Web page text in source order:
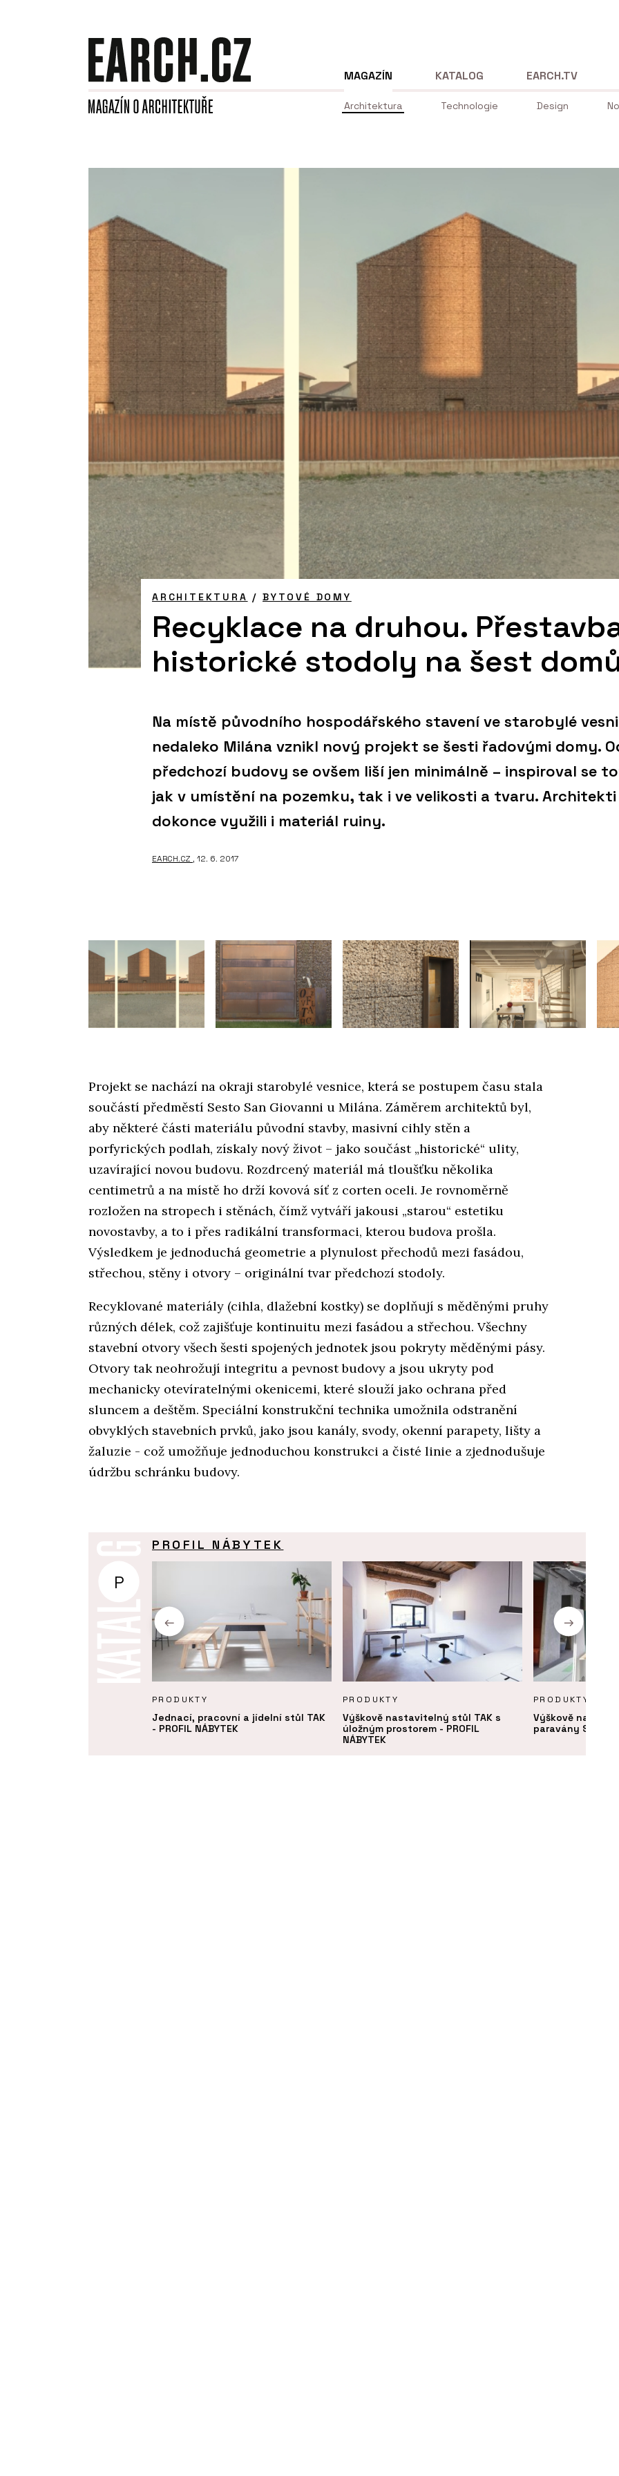
MAGAZÍN
Architektura Technologie Design
KATALOG EARCH.TV
ARCHITEKTURA /BYTOVÉ DOMY
Recyklace na druhou.
historické stodoly na šest
Na místě původního hospodářského stavení ve starobylé
nedaleko Milána vznikl nový projekt se šesti řadovými domy.
předchozí budovy se ovšem liší jen minimálně – inspiroval se
jak v umístění na pozemku, tak i ve velikosti a tvaru. Architekti
dokonce využili i materiál ruiny.
EARCH.CZ , 12. 6. 2017
Projekt se nachází na okraji starobylé vesnice, která se postupem času stala
součástí předměstí Sesto San Giovanni u Milána. Záměrem architektů byl,
aby některé části materiálu původní stavby, masivní cihly stěn a
porfyrických podlah, získaly nový život – jako součást „historické“ ulity,
uzavírající novou budovu. Rozdrcený materiál má tloušťku několika
centimetrů a na místě ho drží kovová síť z corten oceli. Je rovnoměrně
rozložen na stropech i stěnách, čímž vytváří jakousi „starou“ estetiku
novostavby, a to i přes radikální transformaci, kterou budova prošla.
Výsledkem je jednoduchá geometrie a plynulost přechodů mezi fasádou,
střechou, stěny i otvory – originální tvar předchozí stodoly.
Recyklované materiály (cihla, dlažební kostky) se doplňují s měděnými pruhy
různých délek, což zajišťuje kontinuitu mezi fasádou a střechou. Všechny
stavební otvory všech šesti spojených jednotek jsou pokryty měděnými pásy.
Otvory tak neohrožují integritu a pevnost budovy a jsou ukryty pod
mechanicky otevíratelnými okenicemi, které slouží jako ochrana před
sluncem a deštěm. Speciální konstrukční technika umožnila odstranění
obvyklých stavebních prvků, jako jsou kanály, svody, okenní parapety, lišty a
žaluzie - což umožňuje jednoduchou konstrukci a čisté linie a zjednodušuje
údržbu schránku budovy.
P
PROFIL NÁBYTEK
PRODUKTY
Jednací, pracovní a jídelní stůl TAK
- PROFIL NÁBYTEK
PRODUKTY
Výškově nastavitelný stůl TAK s
úložným prostorem - PROFIL
NÁBYTEK
PRODUKTY
Výškově
paravány SETUP -